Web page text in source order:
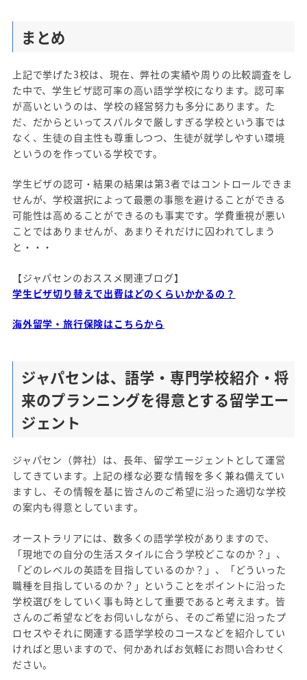
まとめ
上記で挙げた3校は、現在、弊社の実績や周りの比較調査をし
た中で、学生ビザ認可率の高い語学学校になります。認可率
が高いというのは、学校の経営努力も多分にあります。た
だ、だからといってスパルタで厳しすぎる学校という事では
なく、生徒の自主性も尊重しつつ、生徒が就学しやすい環境
というのを作っている学校です。
学生ビザの認可・結果の結果は第3者ではコントロールできま
せんが、学校選択によって最悪の事態を避けることができる
可能性は高めることができるのも事実です。学費重視が悪い
ことではありませんが、あまりそれだけに囚われてしまう
と・・・
【ジャパセンのおススメ関連ブログ】
学生ビザ切り替えで出費はどのくらいかかるの？
海外留学・旅行保険はこちらから
ジャパセンは、語学・専門学校紹介・将
来のプランニングを得意とする留学エー
ジェント
ジャパセン（弊社）は、長年、留学エージェントとして運営
してきています。上記の様な必要な情報を多く兼ね備えてい
ますし、その情報を基に皆さんのご希望に沿った適切な学校
の案内も得意としています。
オーストラリアには、数多くの語学学校がありますので、
「現地での自分の生活スタイルに合う学校どこなのか？」、
「どのレベルの英語を目指しているのか？」、「どういった
職種を目指しているのか？」ということをポイントに沿った
学校選びをしていく事も時として重要であると考えます。皆
さんのご希望などをお伺いしながら、そのご希望に沿ったプ
ロセスやそれに関連する語学学校のコースなどを紹介してい
ければと思いますので、何かあればお気軽にお問い合わせく
ださい。